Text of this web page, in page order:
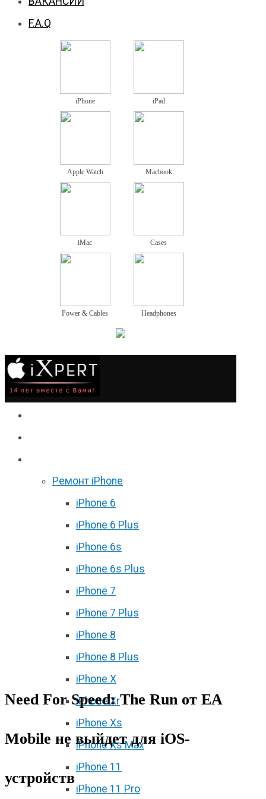
F.A.Q
iPhone iPad
Apple Watch Macbook
iMac Cases
Power & Cables Headphones
Ремонт iPhone
iPhone 6
iPhone 6 Plus
iPhone 6s
iPhone 6s Plus
iPhone 7
iPhone 7 Plus
iPhone 8
iPhone 8 Plus
iPhone X
iPhone Xr
iPhone Xs
iPhone Xs Max
iPhone 11
iPhone 11 Pro
Need For Speed: The Run от EA
Mobile не выйдет для iOS-
устройств